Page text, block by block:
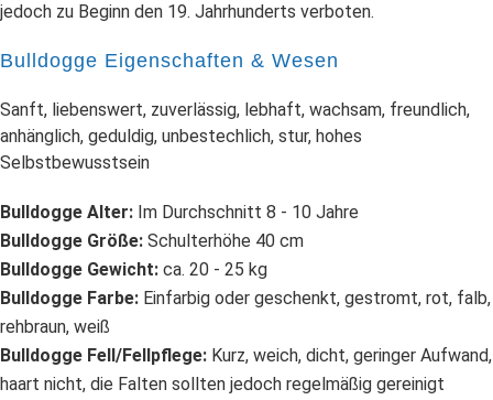
jedoch zu Beginn den 19. Jahrhunderts verboten.
Bulldogge Eigenschaften & Wesen
Sanft, liebenswert, zuverlässig, lebhaft, wachsam, freundlich,
anhänglich, geduldig, unbestechlich, stur, hohes
Selbstbewusstsein
Bulldogge Alter: Im Durchschnitt 8 - 10 Jahre
Bulldogge Größe: Schulterhöhe 40 cm
Bulldogge Gewicht: ca. 20 - 25 kg
Bulldogge Farbe: Einfarbig oder geschenkt, gestromt, rot, falb,
rehbraun, weiß
Bulldogge Fell/Fellpflege: Kurz, weich, dicht, geringer Aufwand,
haart nicht, die Falten sollten jedoch regelmäßig gereinigt